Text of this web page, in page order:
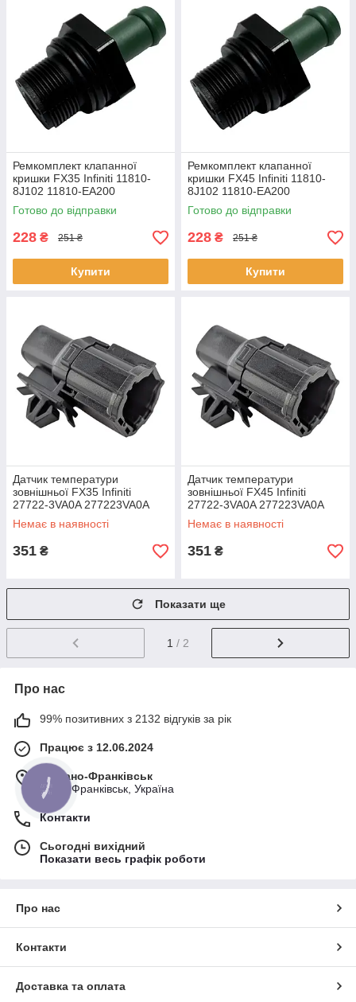
Ремкомплект клапанної
кришки FX35 Infiniti 11810-
8J102 11810-EA200
1035A789
Готово до відправки
228 ₴ 251 ₴
Купити
Ремкомплект клапанної
кришки FX45 Infiniti 11810-
8J102 11810-EA200
1035A789
Готово до відправки
228 ₴ 251 ₴
Купити
Датчик температури
зовнішньої FX35 Infiniti
27722-3VA0A 277223VA0A
Немає в наявності
351 ₴
Датчик температури
зовнішньої FX45 Infiniti
27722-3VA0A 277223VA0A
Немає в наявності
351 ₴
Показати ще
1 / 2
Про нас
99% позитивних з 2132 відгуків за рік
Працює з 12.06.2024
м. Івано-Франківськ
Івано-Франківськ, Україна
Контакти
Сьогодні вихідний
Показати весь графік роботи
Про нас
Контакти
Доставка та оплата
КНОПКА
ЗВ'ЯЗКУ